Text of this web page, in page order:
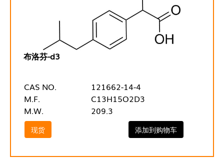
布洛芬-d3
CAS NO.
121662-14-4
M.F.
C13H15O2D3
M.W.
209.3
现货 添加到购物车